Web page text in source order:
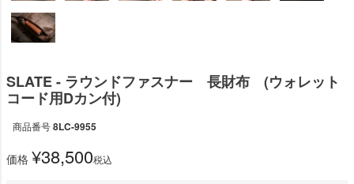
SLATE - ラウンドファスナー 長財布 (ウォレット
コード用Dカン付)
商品番号8LC-9955
価格 ¥38,500税込